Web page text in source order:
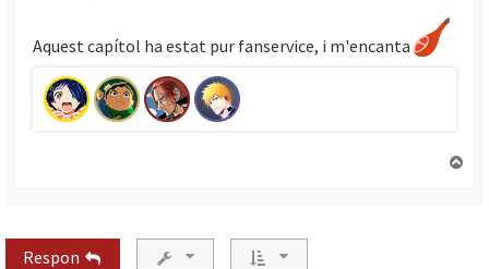
Aquest capítol ha estat pur fanservice, i m'encanta
Respon